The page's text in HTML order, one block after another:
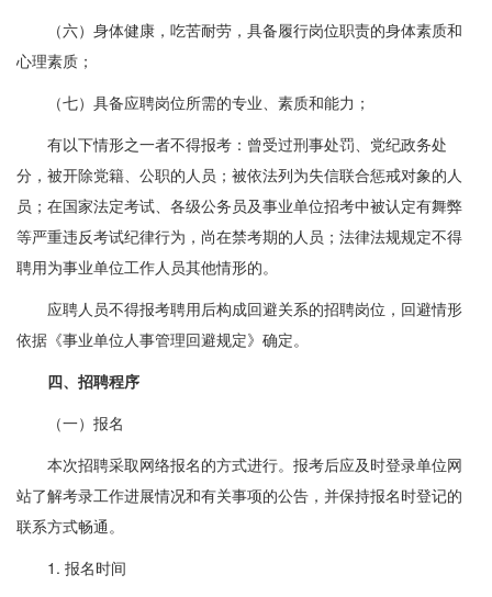
（六）身体健康，吃苦耐劳，具备履行岗位职责的身体素质和
心理素质；
（七）具备应聘岗位所需的专业、素质和能力；
有以下情形之一者不得报考：曾受过刑事处罚、党纪政务处
分，被开除党籍、公职的人员；被依法列为失信联合惩戒对象的人
员；在国家法定考试、各级公务员及事业单位招考中被认定有舞弊
等严重违反考试纪律行为，尚在禁考期的人员；法律法规规定不得
聘用为事业单位工作人员其他情形的。
应聘人员不得报考聘用后构成回避关系的招聘岗位，回避情形
依据《事业单位人事管理回避规定》确定。
四、招聘程序
（一）报名
本次招聘采取网络报名的方式进行。报考后应及时登录单位网
站了解考录工作进展情况和有关事项的公告，并保持报名时登记的
联系方式畅通。
1. 报名时间